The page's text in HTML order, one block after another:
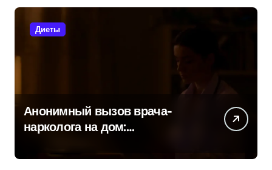
Диеты
Анонимный вызов врача-
нарколога на дом:
круглосуточно